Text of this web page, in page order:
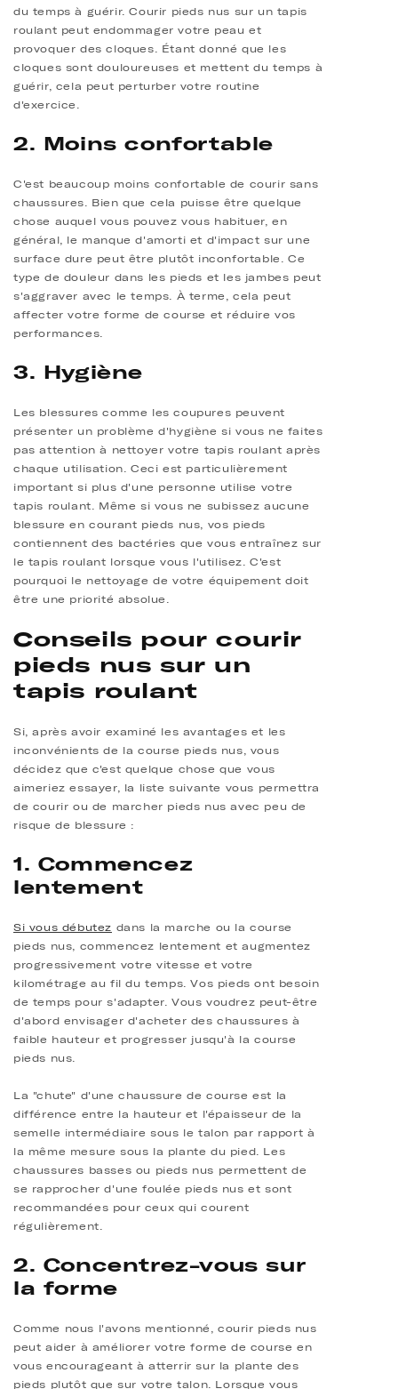
du temps à guérir. Courir pieds nus sur un tapis
roulant peut endommager votre peau et
provoquer des cloques. Étant donné que les
cloques sont douloureuses et mettent du temps à
guérir, cela peut perturber votre routine
d'exercice.
2. Moins confortable
C'est beaucoup moins confortable de courir sans
chaussures. Bien que cela puisse être quelque
chose auquel vous pouvez vous habituer, en
général, le manque d'amorti et d'impact sur une
surface dure peut être plutôt inconfortable. Ce
type de douleur dans les pieds et les jambes peut
s'aggraver avec le temps. À terme, cela peut
affecter votre forme de course et réduire vos
performances.
3. Hygiène
Les blessures comme les coupures peuvent
présenter un problème d'hygiène si vous ne faites
pas attention à nettoyer votre tapis roulant après
chaque utilisation. Ceci est particulièrement
important si plus d'une personne utilise votre
tapis roulant. Même si vous ne subissez aucune
blessure en courant pieds nus, vos pieds
contiennent des bactéries que vous entraînez sur
le tapis roulant lorsque vous l'utilisez. C'est
pourquoi le nettoyage de votre équipement doit
être une priorité absolue.
Conseils pour courir
pieds nus sur un
tapis roulant
Si, après avoir examiné les avantages et les
inconvénients de la course pieds nus, vous
décidez que c'est quelque chose que vous
aimeriez essayer, la liste suivante vous permettra
de courir ou de marcher pieds nus avec peu de
risque de blessure :
1. Commencez
lentement
Si vous débutez dans la marche ou la course
pieds nus, commencez lentement et augmentez
progressivement votre vitesse et votre
kilométrage au fil du temps. Vos pieds ont besoin
de temps pour s'adapter. Vous voudrez peut-être
d'abord envisager d'acheter des chaussures à
faible hauteur et progresser jusqu'à la course
pieds nus.
La "chute" d'une chaussure de course est la
différence entre la hauteur et l'épaisseur de la
semelle intermédiaire sous le talon par rapport à
la même mesure sous la plante du pied. Les
chaussures basses ou pieds nus permettent de
se rapprocher d'une foulée pieds nus et sont
recommandées pour ceux qui courent
régulièrement.
2. Concentrez-vous sur
la forme
Comme nous l'avons mentionné, courir pieds nus
peut aider à améliorer votre forme de course en
vous encourageant à atterrir sur la plante des
pieds plutôt que sur votre talon. Lorsque vous